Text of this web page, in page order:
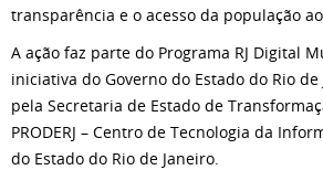
transparência e o acesso da população
A ação faz parte do Programa RJ Digital
iniciativa do Governo do Estado do Rio
pela Secretaria de Estado de
PRODERJ – Centro de Tecnologia da
do Estado do Rio de Janeiro.